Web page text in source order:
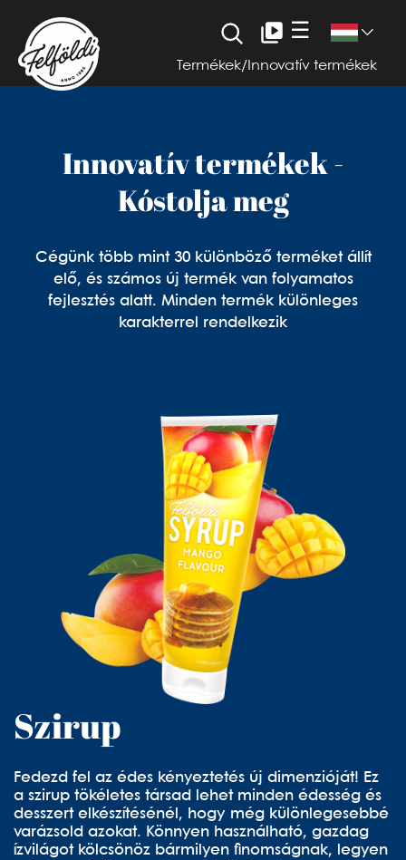
☰
Termékek/ Innovatív termékek
Innovatív termékek -
Kóstolja meg
Cégünk több mint 30 különböző terméket állít
elő, és számos új termék van folyamatos
fejlesztés alatt. Minden termék különleges
karakterrel rendelkezik
Szirup
Fedezd fel az édes kényeztetés új dimenzióját! Ez
a szirup tökéletes társad lehet minden édesség és
desszert elkészítésénél, hogy még különlegesebbé
varázsold azokat. Könnyen használható, gazdag
ízvilágot kölcsönöz bármilyen finomságnak, legyen